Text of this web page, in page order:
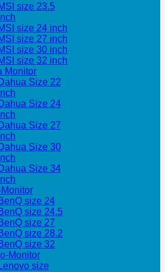
size 23.5
size 24 inch
size 27 inch
size 30 inch
size 32 inch
Monitor
Size 22
Size 24
Size 27
Size 30
Size 34
size 24
size 24.5
size 27
size 28.2
size 32
Monitor
Lenovo size